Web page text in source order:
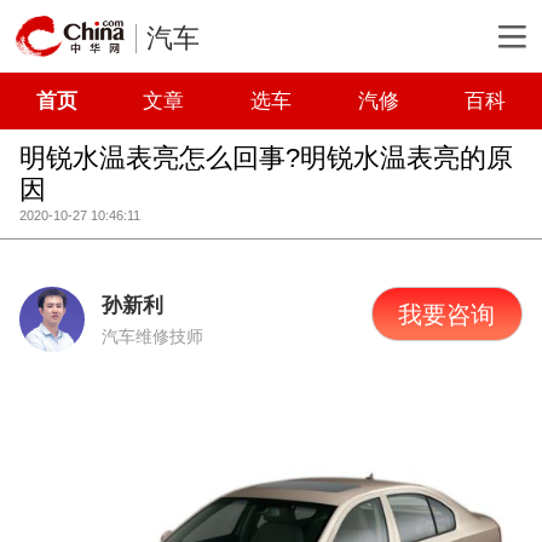
汽车
首页 文章 选车 汽修 百科
明锐水温表亮怎么回事?明锐水温表亮的原
因
2020-10-27 10:46:11
孙新利
汽车维修技师
我要咨询